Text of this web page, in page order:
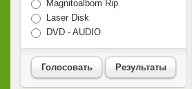
Magnitoalbom Rip
Laser Disk
DVD - AUDIO
Голосовать Результаты